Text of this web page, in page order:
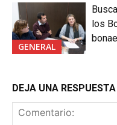
GENERAL
los
DEJA UNA RESPUESTA